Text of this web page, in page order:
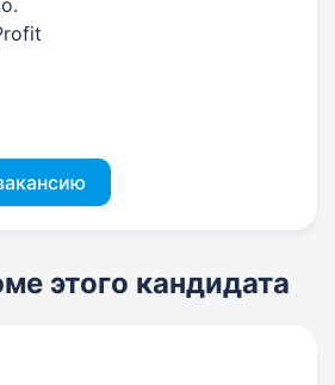
этого кандидата